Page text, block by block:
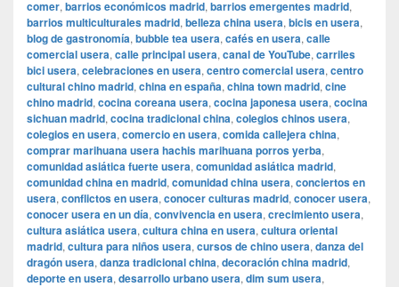
comer, barrios económicos madrid, barrios emergentes madrid,
barrios multiculturales madrid, belleza china usera, bicis en usera,
blog de gastronomía, bubble tea usera, cafés en usera, calle
comercial usera, calle principal usera, canal de YouTube, carriles
bici usera, celebraciones en usera, centro comercial usera, centro
cultural chino madrid, china en españa, china town madrid, cine
chino madrid, cocina coreana usera, cocina japonesa usera, cocina
sichuan madrid, cocina tradicional china, colegios chinos usera,
colegios en usera, comercio en usera, comida callejera china,
comprar marihuana usera hachis marihuana porros yerba,
comunidad asiática fuerte usera, comunidad asiática madrid,
comunidad china en madrid, comunidad china usera, conciertos en
usera, conflictos en usera, conocer culturas madrid, conocer usera,
conocer usera en un día, convivencia en usera, crecimiento usera,
cultura asiática usera, cultura china en usera, cultura oriental
madrid, cultura para niños usera, cursos de chino usera, danza del
dragón usera, danza tradicional china, decoración china madrid,
deporte en usera, desarrollo urbano usera, dim sum usera,